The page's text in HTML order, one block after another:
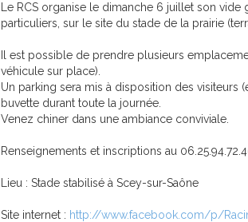
Le RCS organise le dimanche 6 juillet son
particuliers, sur le site du stade de la prairie
Il est possible de prendre plusieurs
véhicule sur place).
Un parking sera mis à disposition des visiteurs
buvette durant toute la journée.
Venez chiner dans une ambiance conviviale.
Renseignements et inscriptions au
Lieu : Stade stabilisé à Scey-sur-Saône
Site internet : http://www.facebook.com/p/